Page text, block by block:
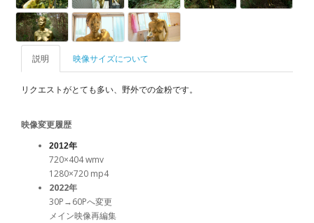
説明 映像サイズについて
リクエストがとても多い、野外での金粉です。
映像変更履歴
2012年
720×404 wmv
1280×720 mp4
2022年
30P→60Pへ変更
メイン映像再編集